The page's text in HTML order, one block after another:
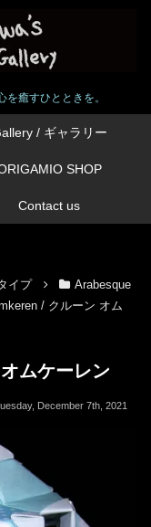
癒すひとときを。
/ ギャラリー
SHOP
Contact us
イプ
Arabesque
/ クルーン オム
ムケーレン
December 7th, 2021